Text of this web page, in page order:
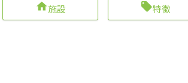
施設 特徴